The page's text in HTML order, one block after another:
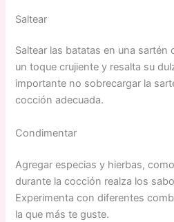
Saltear
Saltear las batatas en una sartén
un toque crujiente y resalta su
importante no sobrecargar la
cocción adecuada.
Condimentar
Agregar especias y hierbas,
durante la cocción realza los
Experimenta con diferentes
la que más te guste.